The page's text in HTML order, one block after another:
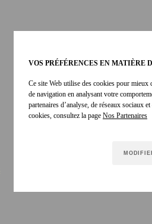
VOS PRÉFÉRENCES EN MATIÈRE
Ce site Web utilise des cookies pour
de navigation en analysant votre
partenaires d’analyse, de réseaux sociaux
cookies, consultez la page